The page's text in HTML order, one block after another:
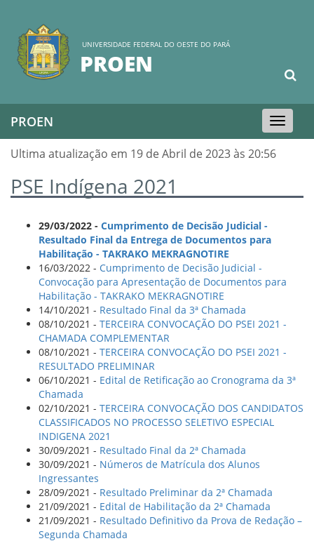
UNIVERSIDADE FEDERAL DO OESTE DO PARÁ
PROEN
Toggle
navigation
PROEN
Ultima atualização em 19 de Abril de 2023 às 20:56
PSE Indígena 2021
29/03/2022 - Cumprimento de Decisão Judicial -
Resultado Final da Entrega de Documentos para
Habilitação - TAKRAKO MEKRAGNOTIRE
16/03/2022 - Cumprimento de Decisão Judicial -
Convocação para Apresentação de Documentos para
Habilitação - TAKRAKO MEKRAGNOTIRE
14/10/2021 - Resultado Final da 3ª Chamada
08/10/2021 - TERCEIRA CONVOCAÇÃO DO PSEI 2021 -
CHAMADA COMPLEMENTAR
08/10/2021 - TERCEIRA CONVOCAÇÃO DO PSEI 2021 -
RESULTADO PRELIMINAR
06/10/2021 - Edital de Retificação ao Cronograma da 3ª
Chamada
02/10/2021 - TERCEIRA CONVOCAÇÃO DOS CANDIDATOS
CLASSIFICADOS NO PROCESSO SELETIVO ESPECIAL
INDIGENA 2021
30/09/2021 - Resultado Final da 2ª Chamada
30/09/2021 - Números de Matrícula dos Alunos
Ingressantes
28/09/2021 - Resultado Preliminar da 2ª Chamada
21/09/2021 - Edital de Habilitação da 2ª Chamada
21/09/2021 - Resultado Definitivo da Prova de Redação –
Segunda Chamada